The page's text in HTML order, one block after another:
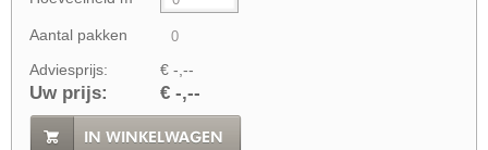
Aantal pakken
Adviesprijs: € -,--
Uw prijs: € -,--
IN WINKELWAGEN